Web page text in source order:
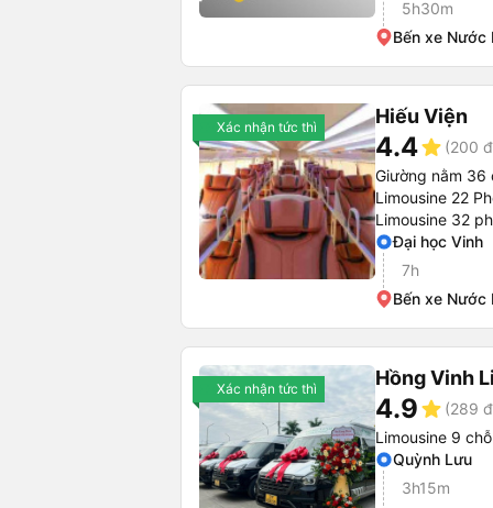
5h30m
Bến xe Nước
Xác nhận tức thì Hiếu Viện
4.4star (200
Giường nằm 36
Limousine 22
Limousine 32
Đại học Vinh
7h
Bến xe Nước
Xác nhận tức thì Hồng Vinh
4.9star (289
Limousine 9 chỗ
Quỳnh Lưu
3h15m